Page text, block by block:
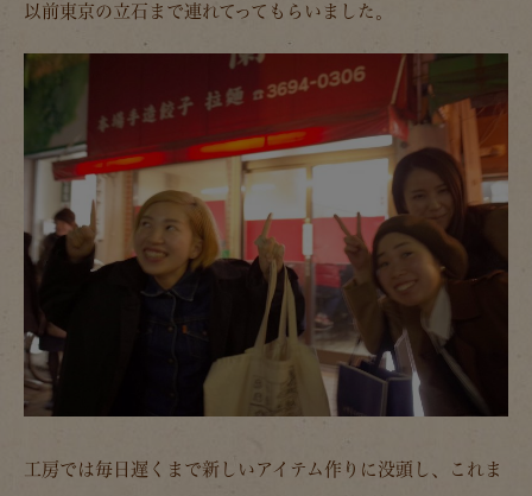
以前東京の立石まで連れてってもらいました。
工房では毎日遅くまで新しいアイテム作りに没頭し、これま